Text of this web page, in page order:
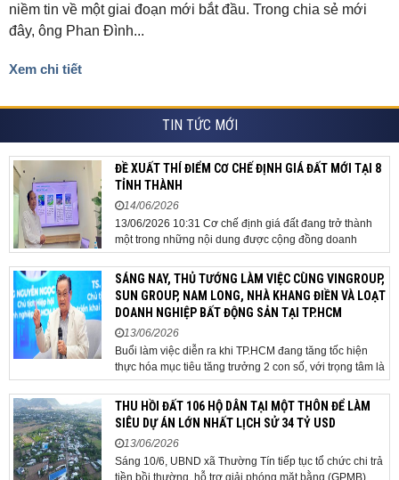
niềm tin về một giai đoạn mới bắt đầu. Trong chia sẻ mới
đây, ông Phan Đình...
Xem chi tiết
TIN TỨC MỚI
ĐỀ XUẤT THÍ ĐIỂM CƠ CHẾ ĐỊNH GIÁ ĐẤT MỚI TẠI 8
TỈNH THÀNH
14/06/2026
13/06/2026 10:31 Cơ chế định giá đất đang trở thành
một trong những nội dung được cộng đồng doanh
nghiệp, các chuyên gia và cơ quan quản lý đặc biệt
quan tâm khi tác động trực tiếp đến quá trình triển khai
dự án, thu hút đầu tư và sự phát triển ổn định của...
SÁNG NAY, THỦ TƯỚNG LÀM VIỆC CÙNG VINGROUP,
SUN GROUP, NAM LONG, NHÀ KHANG ĐIỀN VÀ LOẠT
DOANH NGHIỆP BẤT ĐỘNG SẢN TẠI TP.HCM
13/06/2026
Buổi làm việc diễn ra khi TP.HCM đang tăng tốc hiện
thực hóa mục tiêu tăng trưởng 2 con số, với trọng tâm là
giải ngân đầu tư công, hoàn thiện mô hình chính quyền
địa phương 2 cấp, phát triển nhà ở xã hội và xử lý các
vướng mắc về cơ chế, chính...
THU HỒI ĐẤT 106 HỘ DÂN TẠI MỘT THÔN ĐỂ LÀM
SIÊU DỰ ÁN LỚN NHẤT LỊCH SỬ 34 TỶ USD
13/06/2026
Sáng 10/6, UBND xã Thường Tín tiếp tục tổ chức chi trả
tiền bồi thường, hỗ trợ giải phóng mặt bằng (GPMB)